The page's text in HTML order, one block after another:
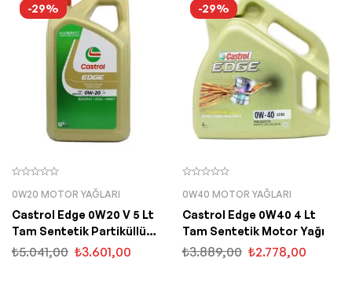
-29%
0W20 MOTOR YAĞLARI
Castrol Edge 0W20 V 5 Lt
Tam Sentetik Partiküllü
Motor Yağı
₺5.041,00 ₺3.601,00
-29%
0W40 MOTOR YAĞLARI
Castrol Edge 0W40 4 Lt
Tam Sentetik Motor Yağı
₺3.889,00 ₺2.778,00